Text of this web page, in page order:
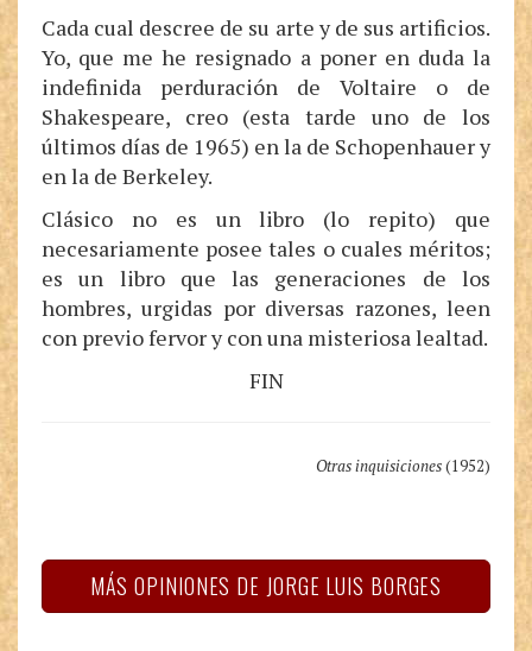
Cada cual descree de su arte y de sus artificios.
Yo, que me he resignado a poner en duda la
indefinida perduración de Voltaire o de
Shakespeare, creo (esta tarde uno de los
últimos días de 1965) en la de Schopenhauer y
en la de Berkeley.
Clásico no es un libro (lo repito) que
necesariamente posee tales o cuales méritos;
es un libro que las generaciones de los
hombres, urgidas por diversas razones, leen
con previo fervor y con una misteriosa lealtad.
FIN
Otras inquisiciones(1952)
MÁS OPINIONES DE JORGE LUIS BORGES